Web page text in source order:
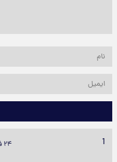
1 ۲۴ فروردین ۱۴۰۵ - ۱۰:۰۹